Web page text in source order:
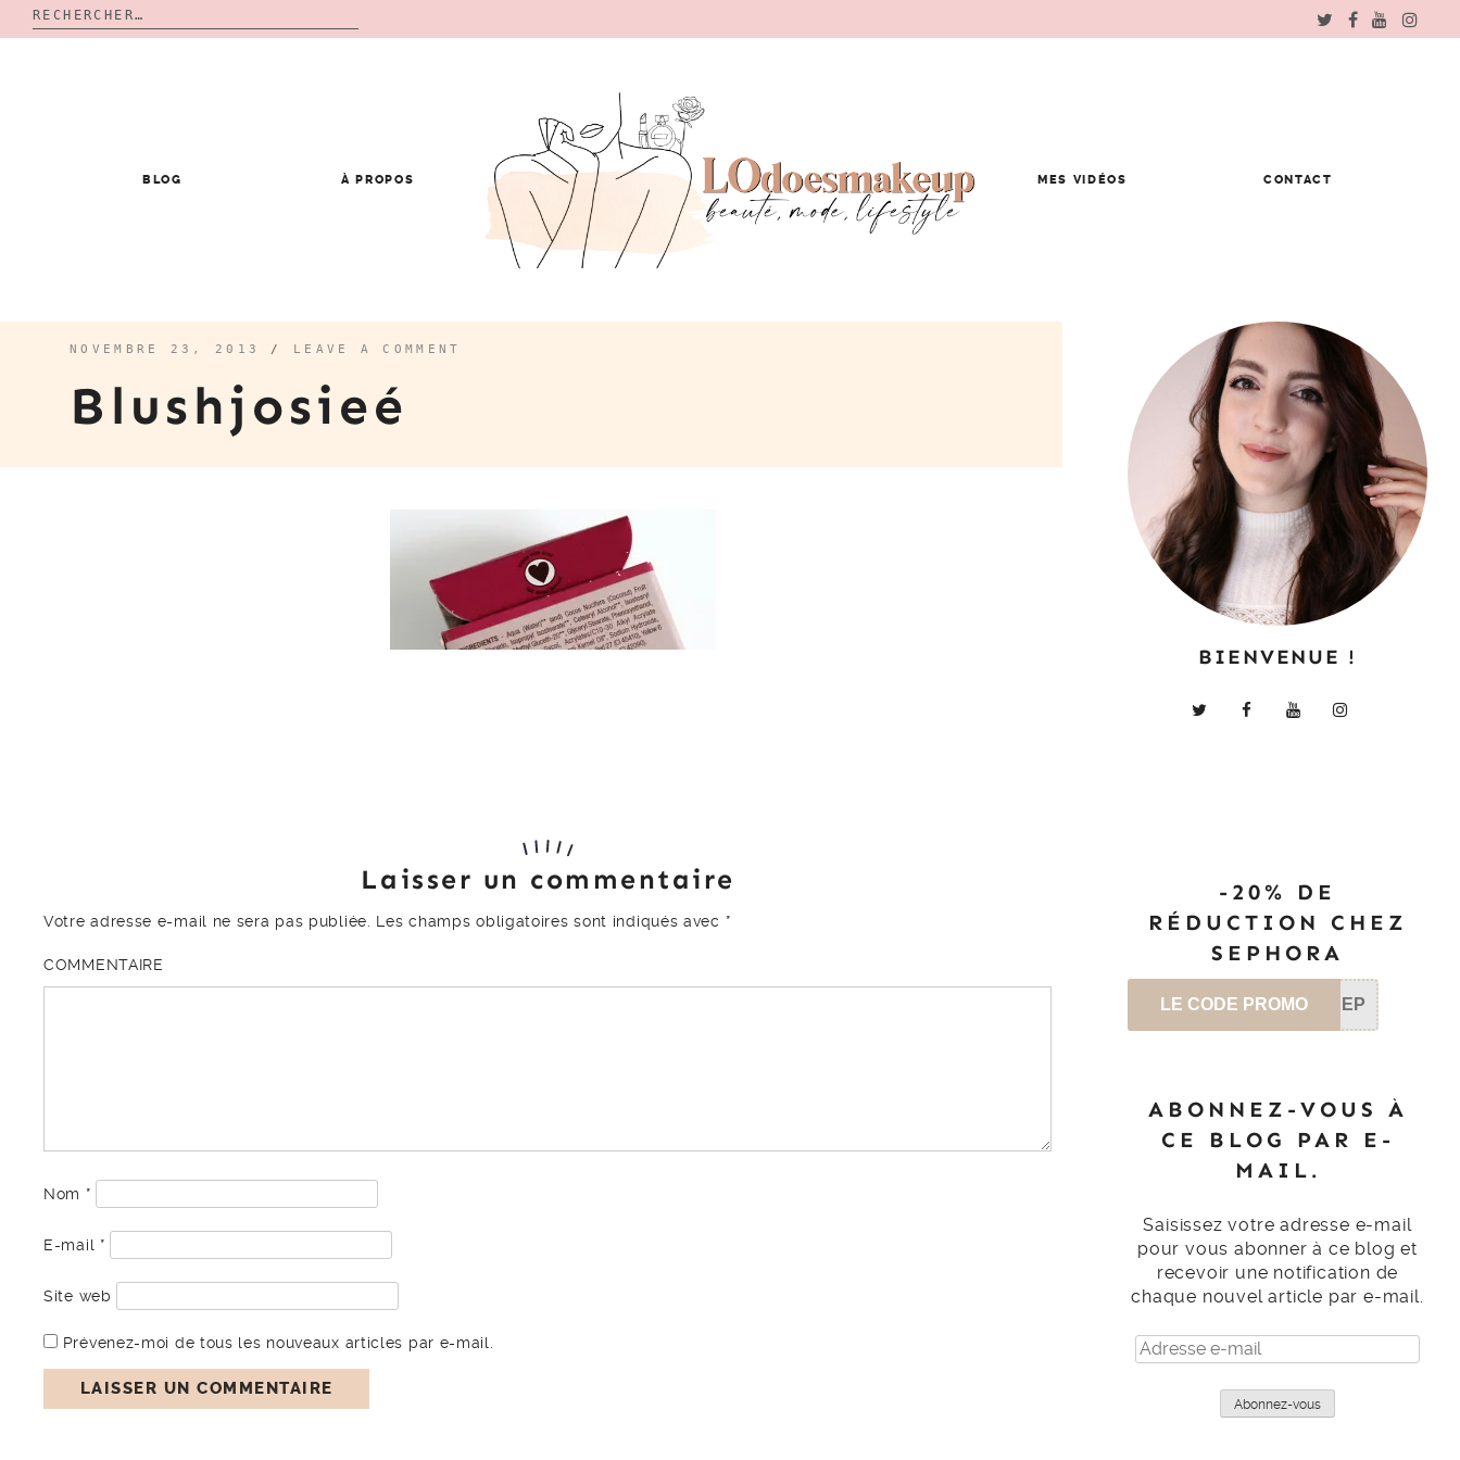
Rechercher :
BLOG À PROPOS MES VIDÉOS CONTACT
NOVEMBRE 23, 2013 / LEAVE A COMMENT
Blushjosieé
Laisser un commentaire
Votre adresse e-mail ne sera pas publiée. Les champs obligatoires sont indiqués avec *
COMMENTAIRE
Nom *
E-mail *
Site web
Prévenez-moi de tous les nouveaux articles par e-mail.
BIENVENUE !
-20% DE
RÉDUCTION CHEZ
SEPHORA
LE CODE PROMO SEP
ABONNEZ-VOUS À
CE BLOG PAR E-
MAIL.
Saisissez votre adresse e-mail
pour vous abonner à ce blog et
recevoir une notification de
chaque nouvel article par e-mail.
Adresse
e-
Abonnez-vous